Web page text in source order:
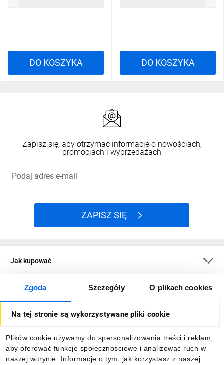
Zgoda Szczegóły O plikach cookies
Na tej stronie są wykorzystywane pliki cookie
Plików cookie używamy do spersonalizowania treści i reklam,
aby oferować funkcje społecznościowe i analizować ruch w
naszej witrynie. Informacje o tym, jak korzystasz z naszej
DO KOSZYKA DO KOSZYKA
Zapisz się, aby otrzymać informacje o nowościach,
promocjach i wyprzedażach
Podaj adres e-mail
ZAPISZ SIĘ
Jak kupować
O firmie
Informacje